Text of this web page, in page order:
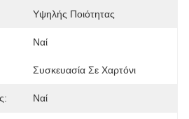
Υψηλής Ποιότητας
Ναί
Συσκευασία Σε Χαρτόνι
Ναί